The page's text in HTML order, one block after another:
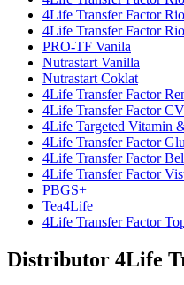
4Life Transfer Factor
4Life Transfer Factor
PRO-TF Vanila
Nutrastart Vanilla
Nutrastart Coklat
4Life Transfer Factor
4Life Transfer Factor CV
4Life Targeted Vitamin
4Life Transfer Factor
4Life Transfer Factor
4Life Transfer Factor
PBGS+
Tea4Life
4Life Transfer Factor
Distributor 4Life